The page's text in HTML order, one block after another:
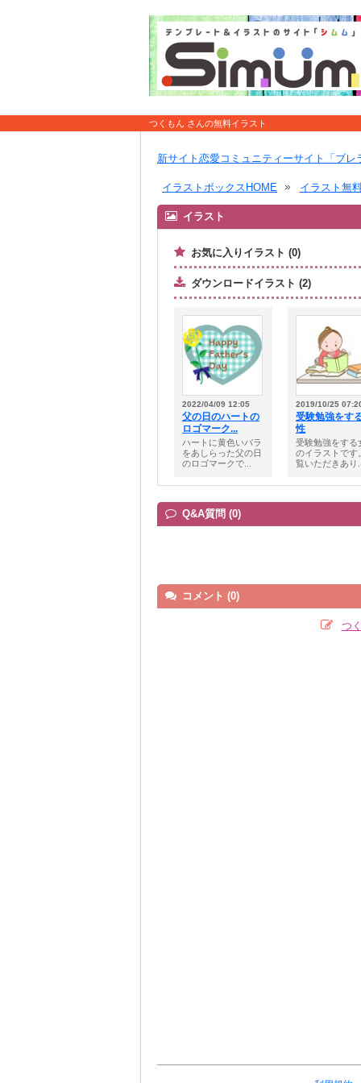
つくもん さんの無料イラスト
新サイト恋愛コミュニティーサイト「ブレ
イラストボックスHOME イラスト無
イラスト
お気に入りイラスト (0)
ダウンロードイラスト (2)
2022/04/09 12:05
父の日のハートの
ロゴマーク...
ハートに黄色いバラ
をあしらった父の日
のロゴマークで...
2019/10/25
受験勉強をす
性
受験勉強をする
のイラストです
覧いただきあり
Q&A質問 (0)
コメント (0)
つ